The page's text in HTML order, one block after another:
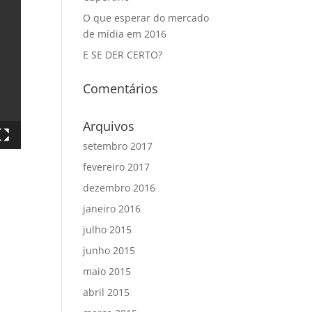
O que esperar do mercado
de mídia em 2016
E SE DER CERTO?
Comentários
Arquivos
setembro 2017
fevereiro 2017
dezembro 2016
janeiro 2016
julho 2015
junho 2015
maio 2015
abril 2015